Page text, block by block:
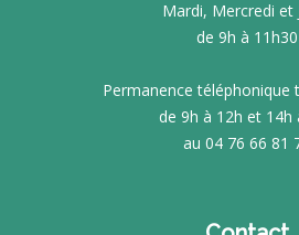
Mardi, Mercredi et
de 9h à 11h30
Permanence téléphonique
de 9h à 12h et 14h
au 04 76 66 81